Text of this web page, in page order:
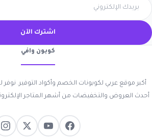
اشترك الآن
كوبون وافي
أكبر موقع عربي لكوبونات الخصم وأكواد التوفير. نوفر
أحدث العروض والتخفيضات من أشهر المتاجر